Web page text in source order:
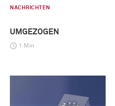
NACHRICHTEN
UMGEZOGEN
1 Min